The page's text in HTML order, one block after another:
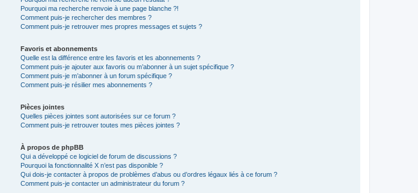
Pourquoi ma recherche renvoie à une page blanche ?!
Comment puis-je rechercher des membres ?
Comment puis-je retrouver mes propres messages et sujets ?
Favoris et abonnements
Quelle est la différence entre les favoris et les abonnements ?
Comment puis-je ajouter aux favoris ou m’abonner à un sujet spécifique ?
Comment puis-je m’abonner à un forum spécifique ?
Comment puis-je résilier mes abonnements ?
Pièces jointes
Quelles pièces jointes sont autorisées sur ce forum ?
Comment puis-je retrouver toutes mes pièces jointes ?
À propos de phpBB
Qui a développé ce logiciel de forum de discussions ?
Pourquoi la fonctionnalité X n’est pas disponible ?
Qui dois-je contacter à propos de problèmes d’abus ou d’ordres légaux liés à ce forum ?
Comment puis-je contacter un administrateur du forum ?